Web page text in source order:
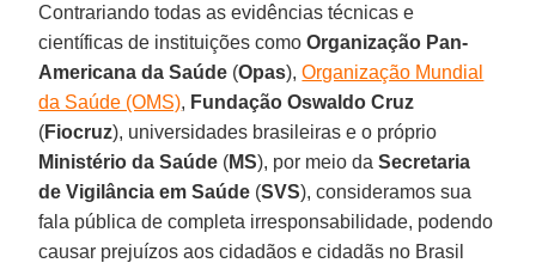
Contrariando todas as evidências técnicas e
científicas de instituições comoOrganização Pan-
Americana da Saúde (Opas),Organização Mundial
da Saúde (OMS), Fundação Oswaldo Cruz
(Fiocruz), universidades brasileiras e o próprio
Ministério da Saúde (MS), por meio daSecretaria
de Vigilância em Saúde (SVS), consideramos sua
fala pública de completa irresponsabilidade, podendo
causar prejuízos aos cidadãos e cidadãs no Brasil